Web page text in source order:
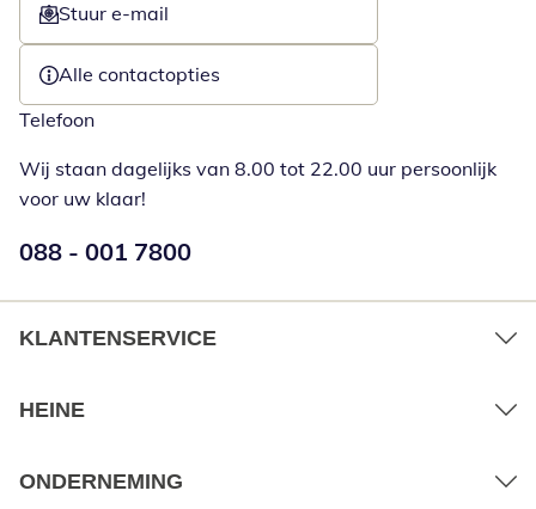
Stuur e-mail
Opent e-mailclient
Alle contactopties
Telefoon
Wij staan dagelijks van 8.00 tot 22.00 uur persoonlijk
voor uw klaar!
Telefoonnummer:
088 - 001 7800
KLANTENSERVICE
HEINE
ONDERNEMING